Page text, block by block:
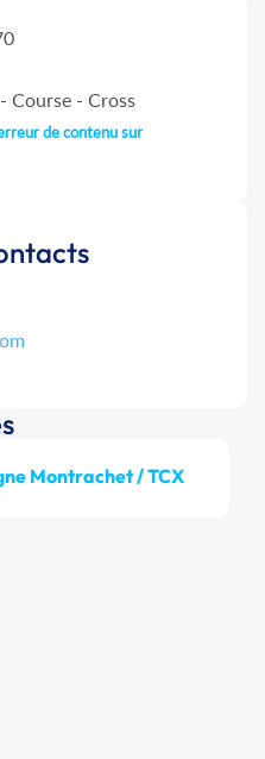
Course - Cross
de contenu sur
Montrachet / TCX